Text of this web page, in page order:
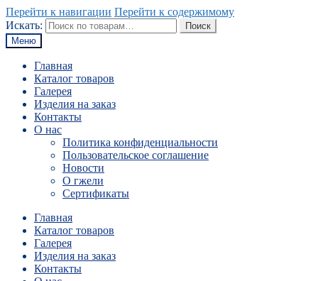
Перейти к навигации Перейти к содержимому
Искать:
Поиск
Меню
Главная
Каталог товаров
Галерея
Изделия на заказ
Контакты
О нас
Политика конфиденциальности
Пользовательское соглашение
Новости
О гжели
Сертификаты
Главная
Каталог товаров
Галерея
Изделия на заказ
Контакты